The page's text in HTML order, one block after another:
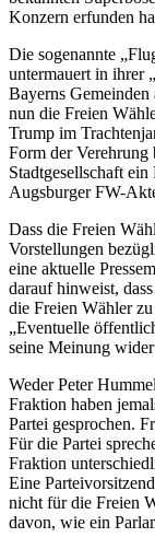
Konzern erfunden
Die sogenannte
untermauert in ihrer
Bayerns
nun die Freien
Trump im
Form der
Stadtgesellschaft
Augsburger FW-
Dass die Freien
Vorstellungen
eine aktuelle
darauf hinweist,
die Freien Wähler zu
„Eventuelle
seine Meinung
Weder Peter
Fraktion haben
Partei gesprochen.
Für die Partei
Fraktion
Eine
nicht für die Freien
davon, wie ein